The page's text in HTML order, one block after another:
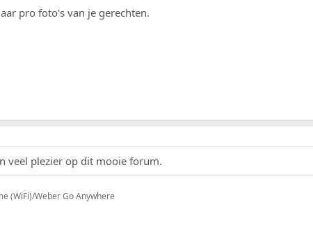
pro foto's van je gerechten.
veel plezier op dit mooie forum.
(WiFi)/Weber Go Anywhere